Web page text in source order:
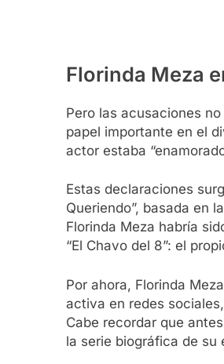
Florinda Meza
Pero las acusaciones
papel importante en el
actor estaba
Estas declaraciones
Queriendo”, basada en
Florinda Meza habría
“El Chavo del 8”: el
Por ahora, Florinda
activa en redes
Cabe recordar que
la serie biográfica de su